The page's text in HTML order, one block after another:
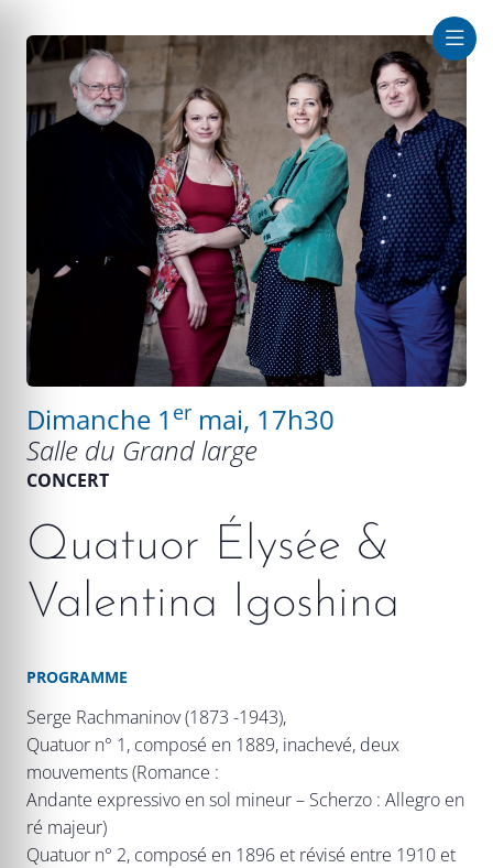
au large
Dimanche 1 er mai, 17h30
Salle du Grand large
CONCERT
Quatuor Élysée &
Valentina Igoshina
PROGRAMME
Serge Rachmaninov (1873 -1943),
Quatuor n° 1, composé en 1889, inachevé, deux
mouvements (Romance :
Andante expressivo en sol mineur – Scherzo : Allegro en
ré majeur)
Quatuor n° 2, composé en 1896 et révisé entre 1910 et